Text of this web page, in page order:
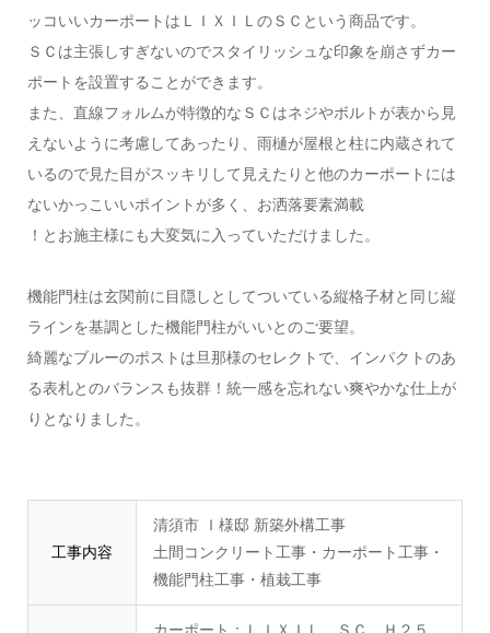
ッコいいカーポートはＬＩＸＩＬのＳＣという商品です。
ＳＣは主張しすぎないのでスタイリッシュな印象を崩さずカー
ポートを設置することができます。
また、直線フォルムが特徴的なＳＣはネジやボルトが表から見
えないように考慮してあったり、雨樋が屋根と柱に内蔵されて
いるので見た目がスッキリして見えたりと他のカーポートには
ないかっこいいポイントが多く、お洒落要素満載
！とお施主様にも大変気に入っていただけました。
機能門柱は玄関前に目隠しとしてついている縦格子材と同じ縦
ラインを基調とした機能門柱がいいとのご要望。
綺麗なブルーのポストは旦那様のセレクトで、インパクトのあ
る表札とのバランスも抜群！統一感を忘れない爽やかな仕上が
りとなりました。
工事内容
清須市 Ｉ様邸 新築外構工事
土間コンクリート工事・カーポート工事・
機能門柱工事・植栽工事
カーポート：ＬＩＸＩＬ ＳＣ Ｈ２５